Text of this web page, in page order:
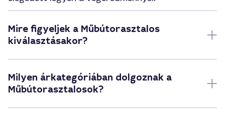
Mire figyeljek a Műbútorasztalos
kiválasztásakor?
Milyen árkategóriában dolgoznak a
Műbútorasztalosok?